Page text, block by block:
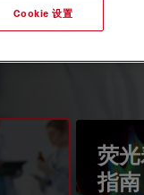
荧
指南
Cookie 设置